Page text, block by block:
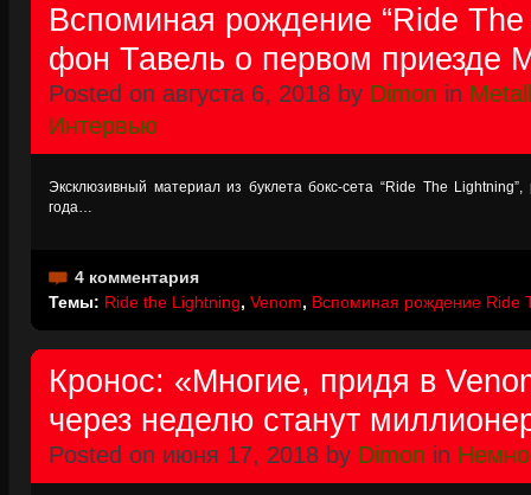
Вспоминая рождение “Ride
фон Тавель о первом приезде
Posted on августа 6, 2018 by Dimon in
Интервью
Эксклюзивный материал из буклета бокс-сета “Ride The
года…
4 комментария
Темы: Ride the Lightning, Venom, Вспоминая рождение Ride
Кронос: «Многие, придя в
через неделю станут
Posted on июня 17, 2018 by Dimon in